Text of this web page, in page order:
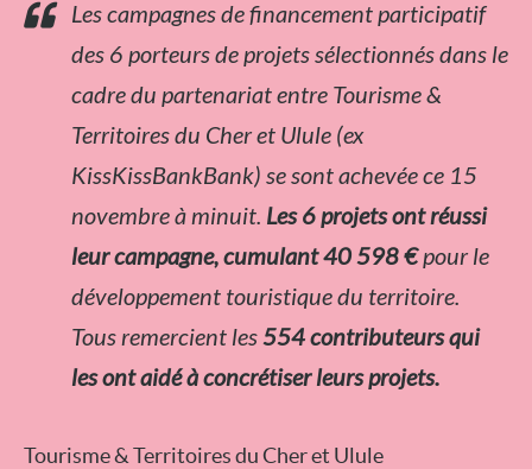
Les campagnes de financement participatif
des 6 porteurs de projets sélectionnés dans le
cadre du partenariat entre Tourisme &
Territoires du Cher et Ulule (ex
KissKissBankBank) se sont achevée ce 15
novembre à minuit. Les 6 projets ont réussi
leur campagne, cumulant 40 598 €pour le
développement touristique du territoire.
Tous remercient les554 contributeurs qui
les ont aidé à concrétiser leurs projets.
Tourisme & Territoires du Cher et Ulule